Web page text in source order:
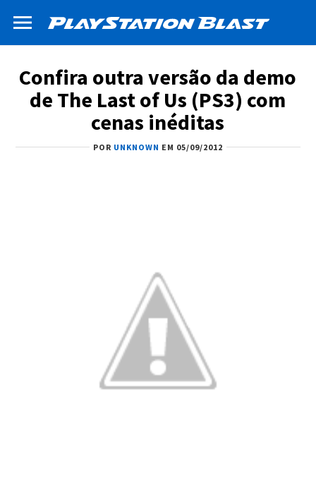
Confira outra versão da demo
de The Last of Us (PS3) com
cenas inéditas
POR UNKNOWN EM 05/09/2012